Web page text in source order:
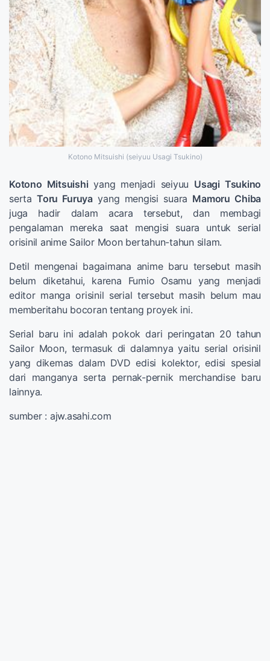
Kotono Mitsuishi (seiyuu Usagi Tsukino)
Kotono Mitsuishi yang menjadi seiyuu Usagi Tsukino
sertaToru Furuyayang mengisi suara Mamoru Chiba
juga hadir dalam acara tersebut, dan membagi
pengalaman mereka saat mengisi suara untuk serial
orisinil anime Sailor Moon bertahun-tahun silam.
Detil mengenai bagaimana anime baru tersebut masih
belum diketahui, karena Fumio Osamu yang menjadi
editor manga orisinil serial tersebut masih belum mau
memberitahu bocoran tentang proyek ini.
Serial baru ini adalah pokok dari peringatan 20 tahun
Sailor Moon, termasuk di dalamnya yaitu serial orisinil
yang dikemas dalam DVD edisi kolektor, edisi spesial
dari manganya serta pernak-pernik merchandise baru
lainnya.
sumber : ajw.asahi.com